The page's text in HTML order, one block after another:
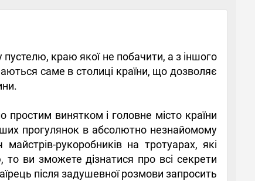
пустелю, краю якої не побачити, а з іншого
саме в столиці країни, що дозволяє
винятком і головне місто країни
прогулянок в абсолютно незнайомому
рукоробників на тротуарах, які
ви зможете дізнатися про всі секрети
після задушевної розмови запросить